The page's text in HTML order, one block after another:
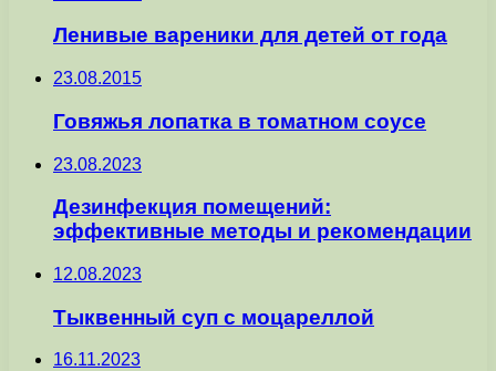
Ленивые вареники для детей от года
23.08.2015
Говяжья лопатка в томатном соусе
23.08.2023
Дезинфекция помещений:
эффективные методы и рекомендации
12.08.2023
Тыквенный суп с моцареллой
16.11.2023